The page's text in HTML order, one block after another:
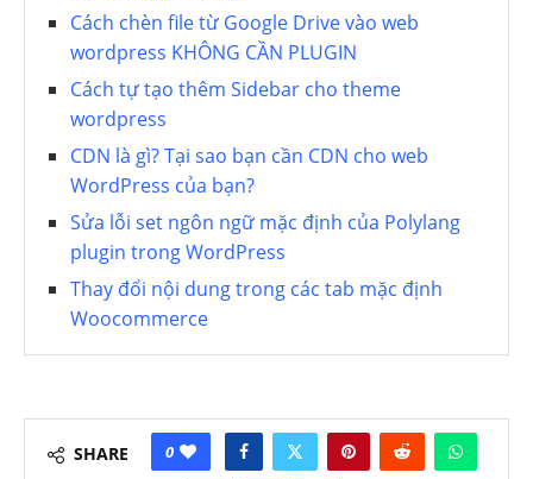
Cách chèn file từ Google Drive vào web
wordpress KHÔNG CẦN PLUGIN
Cách tự tạo thêm Sidebar cho theme
wordpress
CDN là gì? Tại sao bạn cần CDN cho web
WordPress của bạn?
Sửa lỗi set ngôn ngữ mặc định của Polylang
plugin trong WordPress
Thay đổi nội dung trong các tab mặc định
Woocommerce
SHARE 0